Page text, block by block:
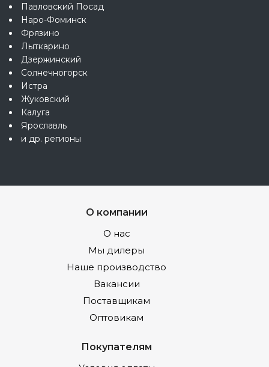
Павловский Посад
Наро-Фоминск
Фрязино
Лыткарино
Дзержинский
Солнечногорск
Истра
Жуковский
Калуга
Ярославль
и др. регионы
О компании
О нас
Мы дилеры
Наше производство
Вакансии
Поставщикам
Оптовикам
Покупателям